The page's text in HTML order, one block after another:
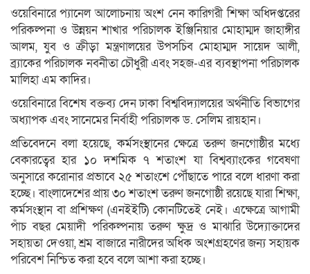
ওয়েবিনারে প্যানেল আলোচনায় অংশ নেন কারিগরী শিক্ষা অধিদপ্তরের
পরিকল্পনা ও উন্নয়ন শাখার পরিচালক ইঞ্জিনিয়ার মোহাম্মদ জাহাঙ্গীর
আলম, যুব ও ক্রীড়া মন্ত্রণালয়ের উপসচিব মোহাম্মদ সায়েদ আলী,
ব্র্যাকের পরিচালক নবনীতা চৌধুরী এবং সহজ-এর ব্যবস্থাপনা পরিচালক
মালিহা এম কাদির।
ওয়েবিনারে বিশেষ বক্তব্য দেন ঢাকা বিশ্ববিদ্যালয়ের অর্থনীতি বিভাগের
অধ্যাপক এবং সানেমের নির্বাহী পরিচালক ড. সেলিম রায়হান।
প্রতিবেদনে বলা হয়েছে, কর্মসংস্থানের ক্ষেত্রে তরুণ জনগোষ্ঠীর মধ্যে
বেকারত্বের হার ১০ দশমিক ৭ শতাংশ যা বিশ্বব্যাংকের গবেষণা
অনুসারে করোনার প্রভাবে ২৫ শতাংশে পৌঁছাতে পারে বলে ধারণা করা
হচ্ছে। বাংলাদেশের প্রায় ৩০ শতাংশ তরুণ জনগোষ্ঠী রয়েছে যারা শিক্ষা,
কর্মসংস্থান বা প্রশিক্ষণ (এনইইটি) কোনটিতেই নেই। এক্ষেত্রে আগামী
পাঁচ বছর মেয়াদী পরিকল্পনায় তরুণ ক্ষুদ্র ও মাঝারি উদ্যোক্তাদের
সহায়তা দেওয়া, শ্রম বাজারে নারীদের অধিক অংশগ্রহণের জন্য সহায়ক
পরিবেশ নিশ্চিত করা হবে বলে আশা করা হচ্ছে।